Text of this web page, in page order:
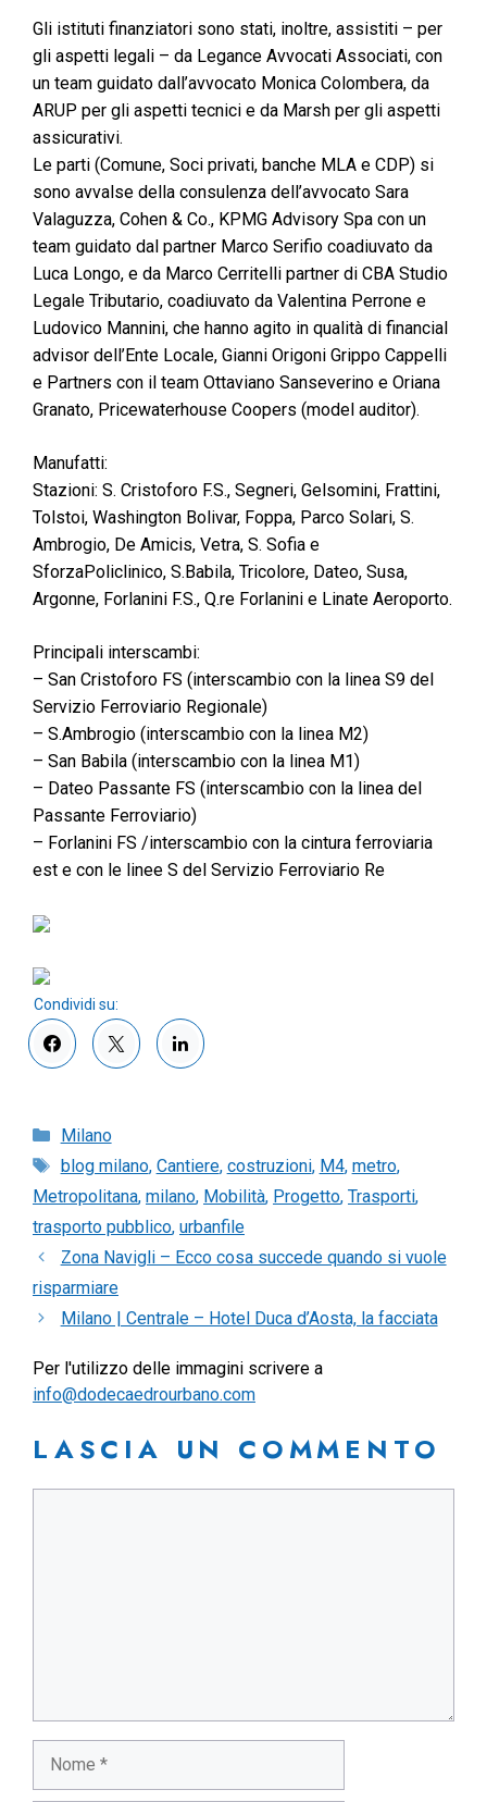
Gli istituti finanziatori sono stati, inoltre, assistiti – per
gli aspetti legali – da Legance Avvocati Associati, con
un team guidato dall’avvocato Monica Colombera, da
ARUP per gli aspetti tecnici e da Marsh per gli aspetti
assicurativi.
Le parti (Comune, Soci privati, banche MLA e CDP) si
sono avvalse della consulenza dell’avvocato Sara
Valaguzza, Cohen & Co., KPMG Advisory Spa con un
team guidato dal partner Marco Serifio coadiuvato da
Luca Longo, e da Marco Cerritelli partner di CBA Studio
Legale Tributario, coadiuvato da Valentina Perrone e
Ludovico Mannini, che hanno agito in qualità di financial
advisor dell’Ente Locale, Gianni Origoni Grippo Cappelli
e Partners con il team Ottaviano Sanseverino e Oriana
Granato, Pricewaterhouse Coopers (model auditor).
Manufatti:
Stazioni: S. Cristoforo F.S., Segneri, Gelsomini, Frattini,
Tolstoi, Washington Bolivar, Foppa, Parco Solari, S.
Ambrogio, De Amicis, Vetra, S. Sofia e
SforzaPoliclinico, S.Babila, Tricolore, Dateo, Susa,
Argonne, Forlanini F.S., Q.re Forlanini e Linate Aeroporto.
Principali interscambi:
– San Cristoforo FS (interscambio con la linea S9 del
Servizio Ferroviario Regionale)
– S.Ambrogio (interscambio con la linea M2)
– San Babila (interscambio con la linea M1)
– Dateo Passante FS (interscambio con la linea del
Passante Ferroviario)
– Forlanini FS /interscambio con la cintura ferroviaria
est e con le linee S del Servizio Ferroviario Re
Categorie
Milano
Tag
blog milano, Cantiere, costruzioni, M4, metro,
Metropolitana, milano, Mobilità, Progetto, Trasporti,
trasporto pubblico, urbanfile
Zona Navigli – Ecco cosa succede quando si vuole
risparmiare
Milano | Centrale – Hotel Duca d’Aosta, la facciata
Per l'utilizzo delle immagini scrivere a
info@dodecaedrourbano.com
LASCIA UN COMMENTO